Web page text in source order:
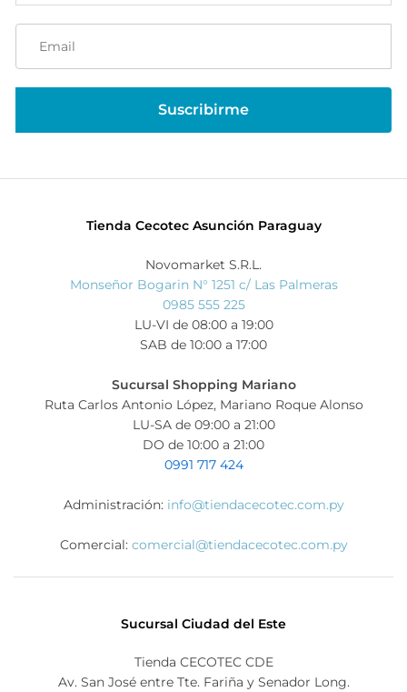
Tienda Cecotec Asunción Paraguay
Novomarket S.R.L.
Monseñor Bogarin N° 1251 c/ Las Palmeras
0985 555 225
LU-VI de 08:00 a 19:00
SAB de 10:00 a 17:00
Sucursal Shopping Mariano
Ruta Carlos Antonio López, Mariano Roque Alonso
LU-SA de 09:00 a 21:00
DO de 10:00 a 21:00
0991 717 424
Administración: info@tiendacecotec.com.py
Comercial: comercial@tiendacecotec.com.py
Sucursal Ciudad del Este
Tienda CECOTEC CDE
Av. San José entre Tte. Fariña y Senador Long.